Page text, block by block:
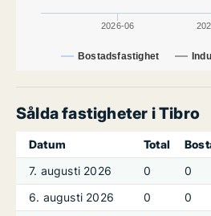
Bostadsfastighet
2026-06
Sålda fastigheter i Tibro
Datum Total
7. augusti 2026
0 0
6. augusti 2026
0 0